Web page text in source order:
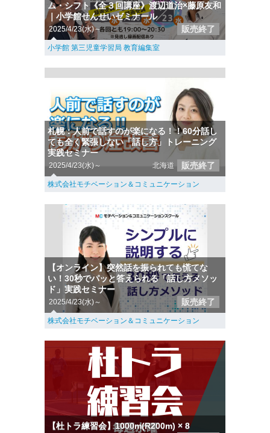
ム・シフト《全３回講座》渡辺道治×藤原友和
｜小学館せんせいゼミナール
2025/4/23(水)～ 販売終了
小学館 第三児童学習局 教育編集室
札幌：人前で話すのが楽になる！！60分話し
ても全く緊張しない「話し方」トレーニング
実践セミナー
2025/4/23(水)～ 北海道 販売終了
株式会社モチベーション＆コミュニケーション
【オンライン】突然話を振られても慌てな
い！30秒でパッと答えられる「話し方メソッ
ド」実践セミナー
2025/4/23(水)～ 販売終了
株式会社モチベーション＆コミュニケーション
【杜トラ練習会】1000m(R200m) × 8